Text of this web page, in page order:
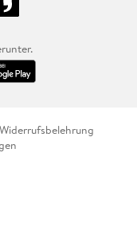
Widerrufsbelehrung